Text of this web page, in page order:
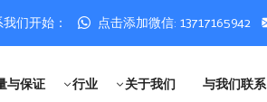
们开始： 点击添加微信: 13717165942
与保证 行业 关于我们 与我们联系